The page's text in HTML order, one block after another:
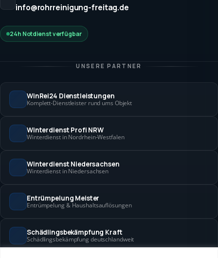
info@rohrreinigung-freitag.de
24h Notdienst verfügbar
UNSERE PARTNER
WinRei24 Dienstleistungen
Komplett-Dienstleister rund ums Objekt
Winterdienst Profi NRW
Winterdienst in Nordrhein-Westfalen
Winterdienst Niedersachsen
Winterdienst in Niedersachsen
Entrümpelung Meister
Entrümpelung & Haushaltsauflösungen
Schädlingsbekämpfung Kraft
Schädlingsbekämpfung deutschlandweit